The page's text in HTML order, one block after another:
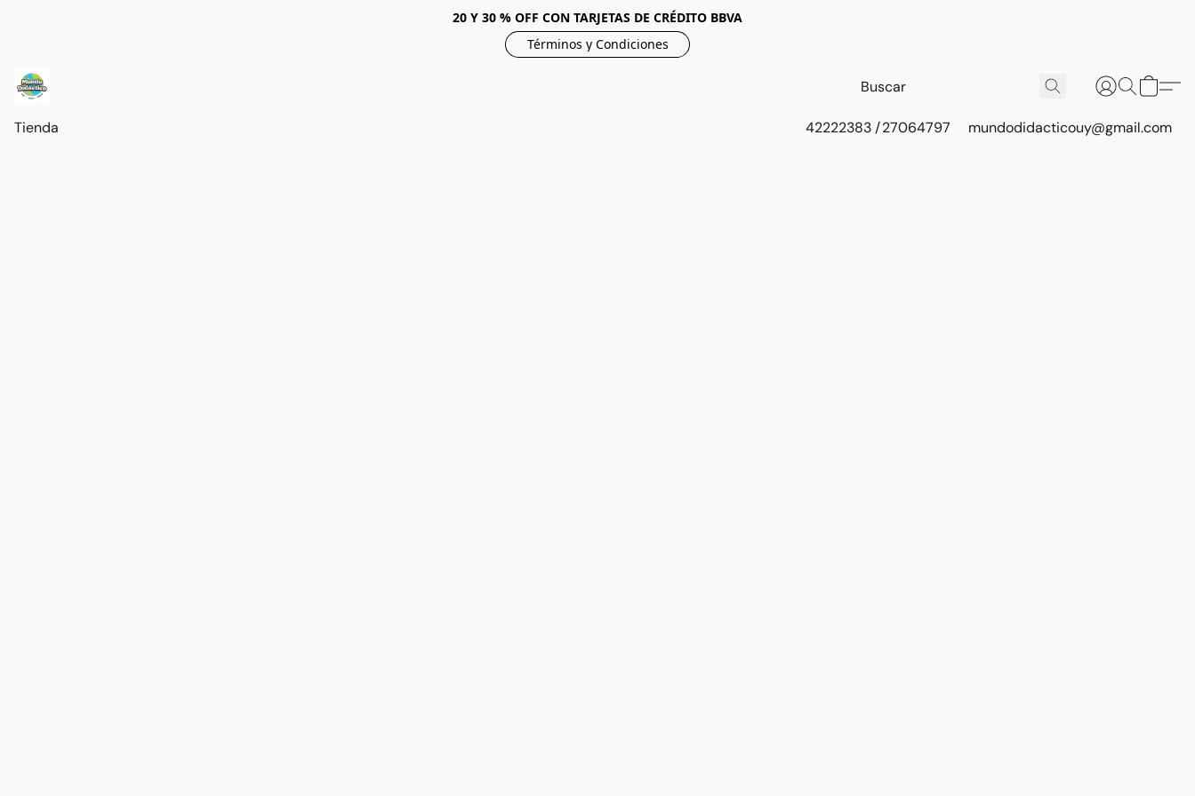
20 Y 30 % OFF CON TARJETAS DE CRÉDITO BBVA
Términos y Condiciones
Tienda 42222383 / 27064797 mundodidacticouy@gmail.com